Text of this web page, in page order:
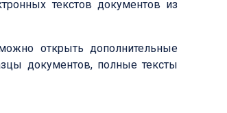
текстов документов из
открыть дополнительные
документов, полные тексты